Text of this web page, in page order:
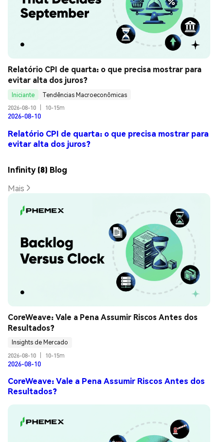
Relatório CPI de quarta: o que precisa mostrar para
evitar alta dos juros?
Iniciante
Tendências Macroeconômicas
2026-08-10
10-15m
2026-08-10
Relatório CPI de quarta: o que precisa mostrar para
evitar alta dos juros?
Infinity (8) Blog
Mais
CoreWeave: Vale a Pena Assumir Riscos Antes dos
Resultados?
Insights de Mercado
2026-08-10
10-15m
2026-08-10
CoreWeave: Vale a Pena Assumir Riscos Antes dos
Resultados?